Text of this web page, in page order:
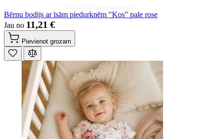
Bērnu bodijs ar īsām piedurknēm "Kos" pale rose
Jau no 11,21 €
Pievienot grozam